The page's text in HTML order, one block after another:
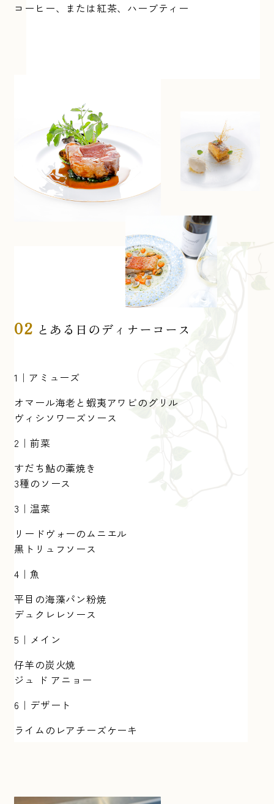
コーヒー、または紅茶、ハーブティー
02 とある日のディナーコース
1｜アミューズ
オマール海老と蝦夷アワビのグリル
ヴィシソワーズソース
2｜前菜
すだち鮎の藁焼き
3種のソース
3｜温菜
リードヴォーのムニエル
黒トリュフソース
4｜魚
平目の海藻パン粉焼
デュクレレソース
5｜メイン
仔羊の炭火焼
ジュ ド アニョー
6｜デザート
ライムのレアチーズケーキ